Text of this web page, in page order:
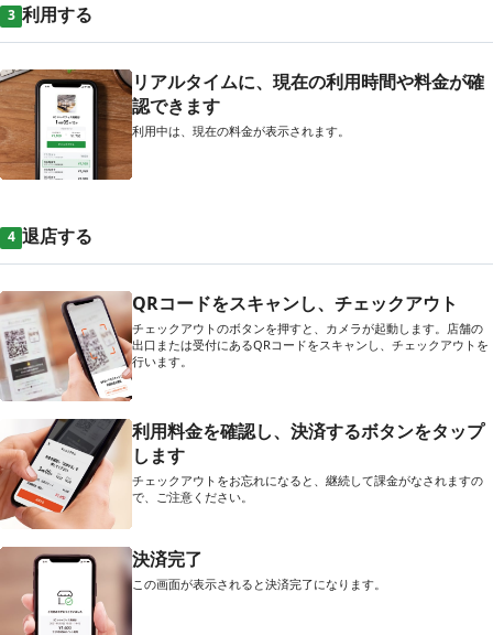
3 利用する
リアルタイムに、現在の利用時間や料金が確
認できます
利用中は、現在の料金が表示されます。
4 退店する
QRコードをスキャンし、チェックアウト
チェックアウトのボタンを押すと、カメラが起動します。店舗の
出口または受付にあるQRコードをスキャンし、チェックアウトを
行います。
利用料金を確認し、決済するボタンをタップ
します
チェックアウトをお忘れになると、継続して課金がなされますの
で、ご注意ください。
決済完了
この画面が表示されると決済完了になります。